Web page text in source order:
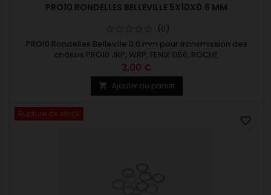
PRO10 RONDELLES BELLEVILLE 5X10X0.6 MM
(0)
PRO10 Rondelles Belleville 0.6 mm pour transmission des
châssis PRO10 JRP, WRP, FENIX G56, ROCHE
3,00 €
 Ajouter au panier
Rupture de stock
favorite_border